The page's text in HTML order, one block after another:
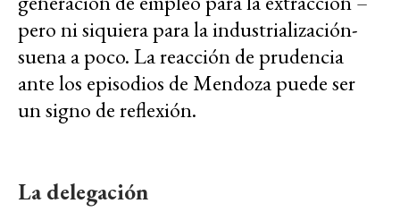
pero ni siquiera para la industrialización-
suena a poco. La reacción de prudencia
ante los episodios de Mendoza puede ser
un signo de reflexión.
La delegación